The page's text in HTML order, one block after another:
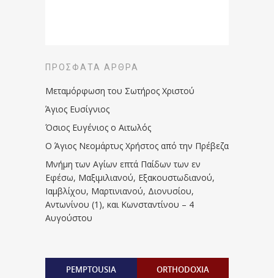
ΠΡΌΣΦΑΤΑ ΆΡΘΡΑ
Μεταμόρφωση του Σωτήρος Χριστού
Άγιος Ευσίγνιος
Όσιος Ευγένιος ο Αιτωλός
Ο Άγιος Νεομάρτυς Χρήστος από την Πρέβεζα
Μνήμη των Aγίων επτά Παίδων των εν
Eφέσω, Mαξιμιλιανού, Eξακουστωδιανού,
Iαμβλίχου, Mαρτινιανού, Διονυσίου,
Aντωνίνου (1), και Kωνσταντίνου – 4
Αυγούστου
PEMPTOUSIA ORTHODOXIA